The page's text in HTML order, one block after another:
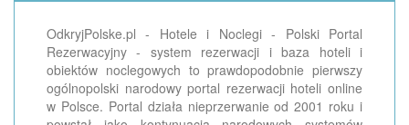
OdkryjPolske.pl - Hotele i Noclegi - Polski Portal
Rezerwacyjny - system rezerwacji i baza hoteli i
obiektów noclegowych to prawdopodobnie pierwszy
ogólnopolski narodowy portal rezerwacji hoteli online
w Polsce. Portal działa nieprzerwanie od 2001 roku i